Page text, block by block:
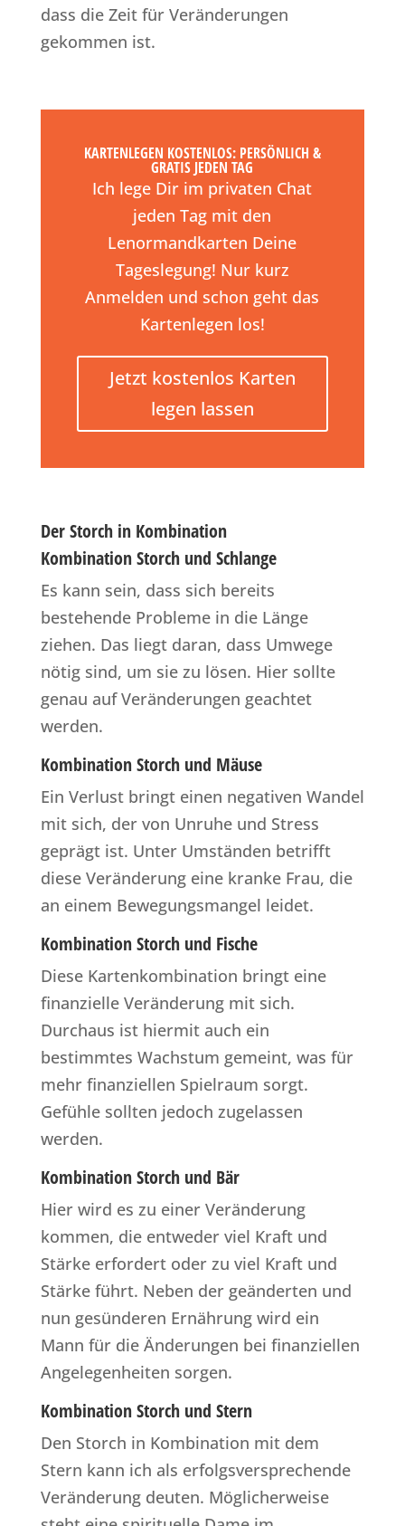
dass die Zeit für Veränderungen
gekommen ist.
KARTENLEGEN KOSTENLOS: PERSÖNLICH &
GRATIS JEDEN TAG
Ich lege Dir im privaten Chat
jeden Tag mit den
Lenormandkarten Deine
Tageslegung! Nur kurz
Anmelden und schon geht das
Kartenlegen los!
Jetzt kostenlos Karten
legen lassen
Der Storch in Kombination
Kombination Storch und Schlange
Es kann sein, dass sich bereits
bestehende Probleme in die Länge
ziehen. Das liegt daran, dass Umwege
nötig sind, um sie zu lösen. Hier sollte
genau auf Veränderungen geachtet
werden.
Kombination Storch und Mäuse
Ein Verlust bringt einen negativen Wandel
mit sich, der von Unruhe und Stress
geprägt ist. Unter Umständen betrifft
diese Veränderung eine kranke Frau, die
an einem Bewegungsmangel leidet.
Kombination Storch und Fische
Diese Kartenkombination bringt eine
finanzielle Veränderung mit sich.
Durchaus ist hiermit auch ein
bestimmtes Wachstum gemeint, was für
mehr finanziellen Spielraum sorgt.
Gefühle sollten jedoch zugelassen
werden.
Kombination Storch und Bär
Hier wird es zu einer Veränderung
kommen, die entweder viel Kraft und
Stärke erfordert oder zu viel Kraft und
Stärke führt. Neben der geänderten und
nun gesünderen Ernährung wird ein
Mann für die Änderungen bei finanziellen
Angelegenheiten sorgen.
Kombination Storch und Stern
Den Storch in Kombination mit dem
Stern kann ich als erfolgsversprechende
Veränderung deuten. Möglicherweise